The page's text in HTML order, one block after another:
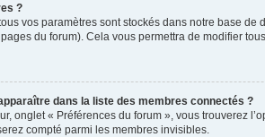
?
vos paramètres sont stockés dans notre base de
du forum). Cela vous permettra de modifier
dans la liste des membres connectés ?
onglet « Préférences du forum », vous trouverez
compté parmi les membres invisibles.